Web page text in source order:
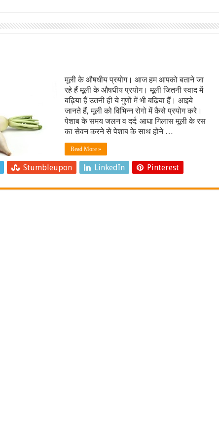
मूली के औषधीय प्रयोग। आज हम आपको बताने जा
रहे हैं मूली के औषधीय प्रयोग। मूली जितनी स्वाद में
बढ़िया हैं उतनी ही ये गुणों में भी बढ़िया हैं। आइये
जानते हैं, मूली को विभिन्न रोगो में कैसे प्रयोग करे।
पेशाब के समय जलन व दर्द: आधा गिलास मूली के रस
का सेवन करने से पेशाब के साथ होने …
Read More »
Stumbleupon LinkedIn Pinterest